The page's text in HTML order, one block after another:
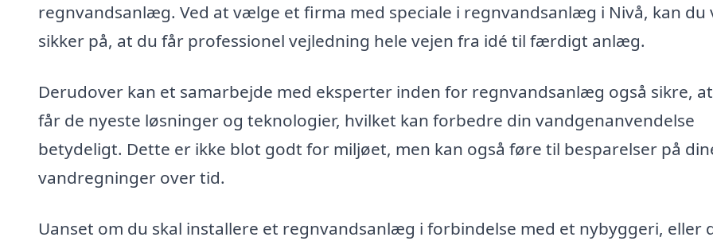
regnvandsanlæg. Ved at vælge et firma med speciale i regnvandsanlæg i Nivå, kan
sikker på, at du får professionel vejledning hele vejen fra idé til færdigt anlæg.
Derudover kan et samarbejde med eksperter inden for regnvandsanlæg også sikre,
får de nyeste løsninger og teknologier, hvilket kan forbedre din vandgenanvendelse
betydeligt. Dette er ikke blot godt for miljøet, men kan også føre til besparelser på
vandregninger over tid.
Uanset om du skal installere et regnvandsanlæg i forbindelse med et nybyggeri, eller